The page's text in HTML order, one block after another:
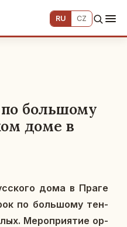
RU CZ
большому
доме в
дома в Праге
по боль­шо­му тен­
Ме­ро­при­я­тие ор­